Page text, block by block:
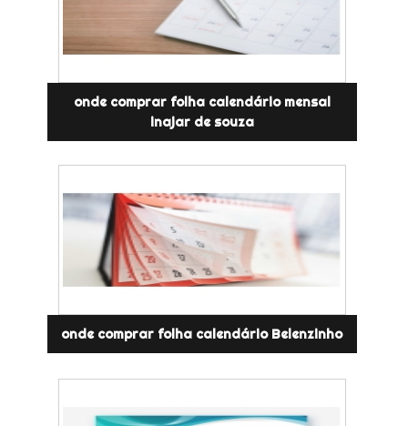
onde comprar folha calendário mensal
inajar de souza
onde comprar folha calendário Belenzinho